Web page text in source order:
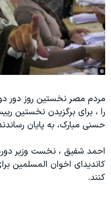
فرهنگ و زندگی
حقوق شهروندی
اقتصادی
علم و فناوری
گالری عکس
آرشیو پخش زنده
مستندها
انتخابات ریاست جمهوری آمریکا ۲۰۲۴
حمله جمهوری اسلامی به اسرائیل
رمز مهسا
اعتراضات زن، زندگی، آزادی
مجموعه مستندهای دادخواهی
تریبونال مردمی آبان ۹۸
دادگاه حمید نوری
چهل سال گروگان‌گیری
دنبال کنید
زبانهای مختلف
مردم مصر نخستین روز دور
را ، برای برگزیدن نخستین
حسنی مبارک، به پایان
احمد شفیق ، نخست وزیر
کاندیدای اخوان المسلمین
کنند.